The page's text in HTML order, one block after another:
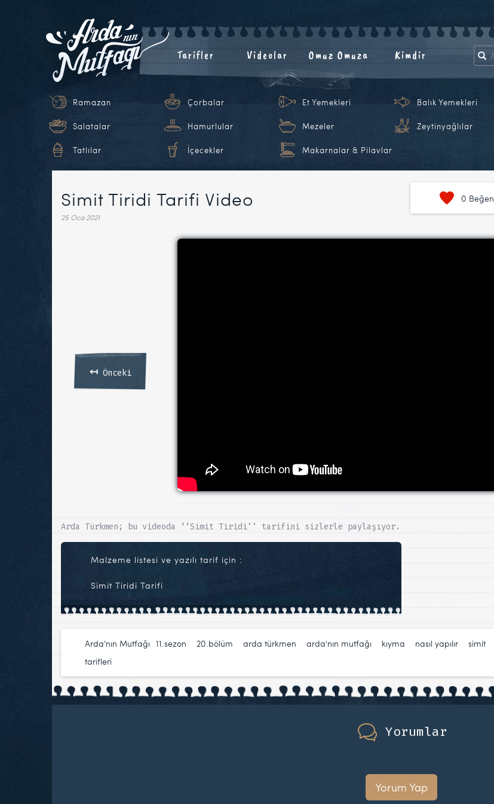
Tarifler Videolar Omuz Omuza Kimdir
Ramazan Çorbalar Et Yemekleri Balık Yemekleri
Salatalar Hamurlular Mezeler Zeytinyağlılar
Tatlılar İçecekler Makarnalar & Pilavlar
Simit Tiridi Tarifi Video
25 Oca 2021
0 Beğen
↤Önceki
Arda Türkmen; bu videoda ‘‘Simit Tiridi’’ tarifini sizlerle paylaşıyor.
Malzeme listesi ve yazılı tarif için :
Simit Tiridi Tarifi
Arda'nın Mutfağı 11.sezon 20.bölüm arda türkmen arda'nın mutfağı kıyma nasıl yapılır simit
tarifleri
Yorumlar
Yorum Yap